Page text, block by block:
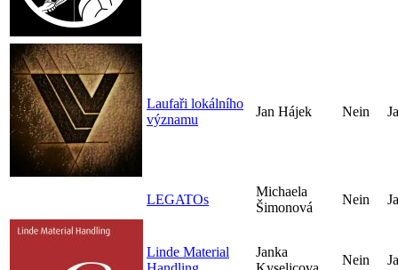
Laufaři lokálního
významu
Jan Hájek Nein Ja
LEGATOs
Michaela
Šimonová
Nein Ja
Linde Material
Janka
Nein Ja